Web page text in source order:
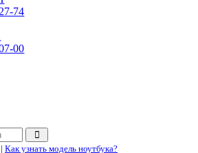
74
00
| Как узнать модель ноутбука?